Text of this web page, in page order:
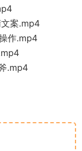
案.mp4
作.mp4
.mp4